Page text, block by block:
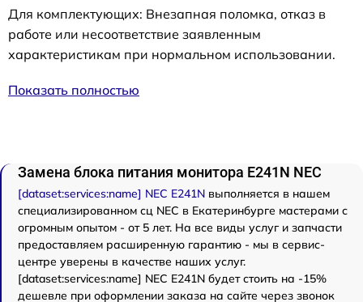
Для комплектующих: Внезапная поломка, отказ в
работе или несоответствие заявленным
характеристикам при нормальном использовании.
Показать полностью
Замена блока питания монитора E241N NEC
[dataset:services:name] NEC E241N выполняется в нашем
специализированном сц NEC в Екатеринбурге мастерами с
огромным опытом - от 5 лет. На все виды услуг и запчасти
предоставляем расширенную гарантию - мы в сервис-
центре уверены в качестве наших услуг.
[dataset:services:name] NEC E241N будет стоить на -15%
дешевле при оформлении заказа на сайте через звонок